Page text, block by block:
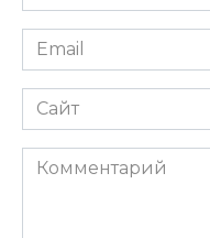
*
Email
*
Сайт
Комментарий